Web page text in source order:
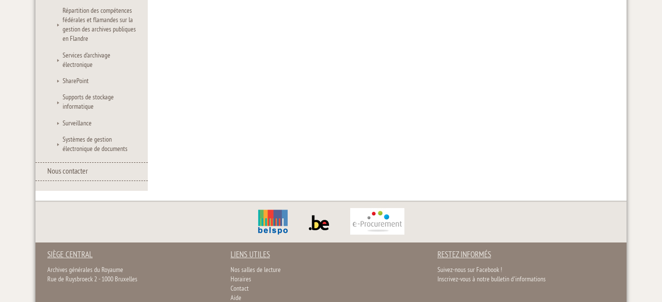
Répartition des compétences
fédérales et flamandes sur la
gestion des archives publiques
en Flandre
Services d’archivage
électronique
SharePoint
Supports de stockage
informatique
Surveillance
Systèmes de gestion
électronique de documents
Nous contacter
SIÈGE CENTRAL
Archives générales du Royaume
Rue de Ruysbroeck 2 - 1000 Bruxelles
LIENS UTILES
Nos salles de lecture
Horaires
Contact
Aide
RESTEZ INFORMÉS
Suivez-nous sur Facebook !
Inscrivez-vous à notre bulletin d'informations